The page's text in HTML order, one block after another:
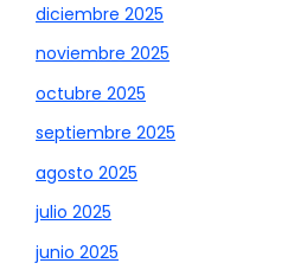
diciembre 2025
noviembre 2025
octubre 2025
septiembre 2025
agosto 2025
julio 2025
junio 2025